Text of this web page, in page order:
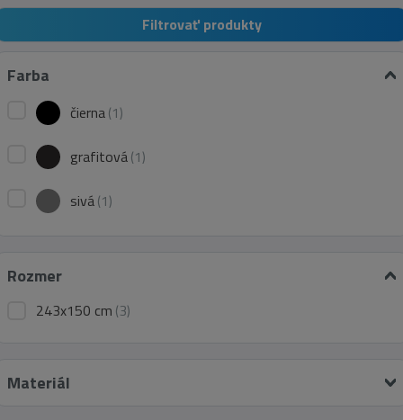
Filtrovať produkty
Farba
čierna(1)
grafitová(1)
sivá(1)
Rozmer
243x150 cm (3)
Materiál